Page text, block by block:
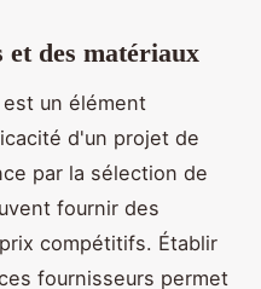
et des matériaux
est un élément
d'un projet de
par la sélection de
fournir des
compétitifs. Établir
fournisseurs permet